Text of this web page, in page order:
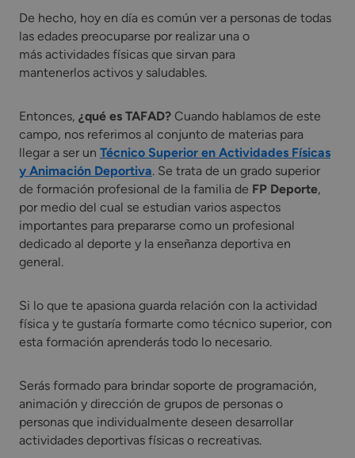
De hecho, hoy en día es común ver a personas de todas
las edades preocuparse por realizar una o
más actividades físicas que sirvan para
mantenerlos activos y saludables.
Entonces, ¿qué es TAFAD? Cuando hablamos de este
campo, nos referimos al conjunto de materias para
llegar a ser un Técnico Superior en Actividades Físicas
y Animación Deportiva. Se trata de un grado superior
de formación profesional de la familia de FP Deporte,
por medio del cual se estudian varios aspectos
importantes para prepararse como un profesional
dedicado al deporte y la enseñanza deportiva en
general.
Si lo que te apasiona guarda relación con la actividad
física y te gustaría formarte como técnico superior, con
esta formación aprenderás todo lo necesario.
Serás formado para brindar soporte de programación,
animación y dirección de grupos de personas o
personas que individualmente deseen desarrollar
actividades deportivas físicas o recreativas.